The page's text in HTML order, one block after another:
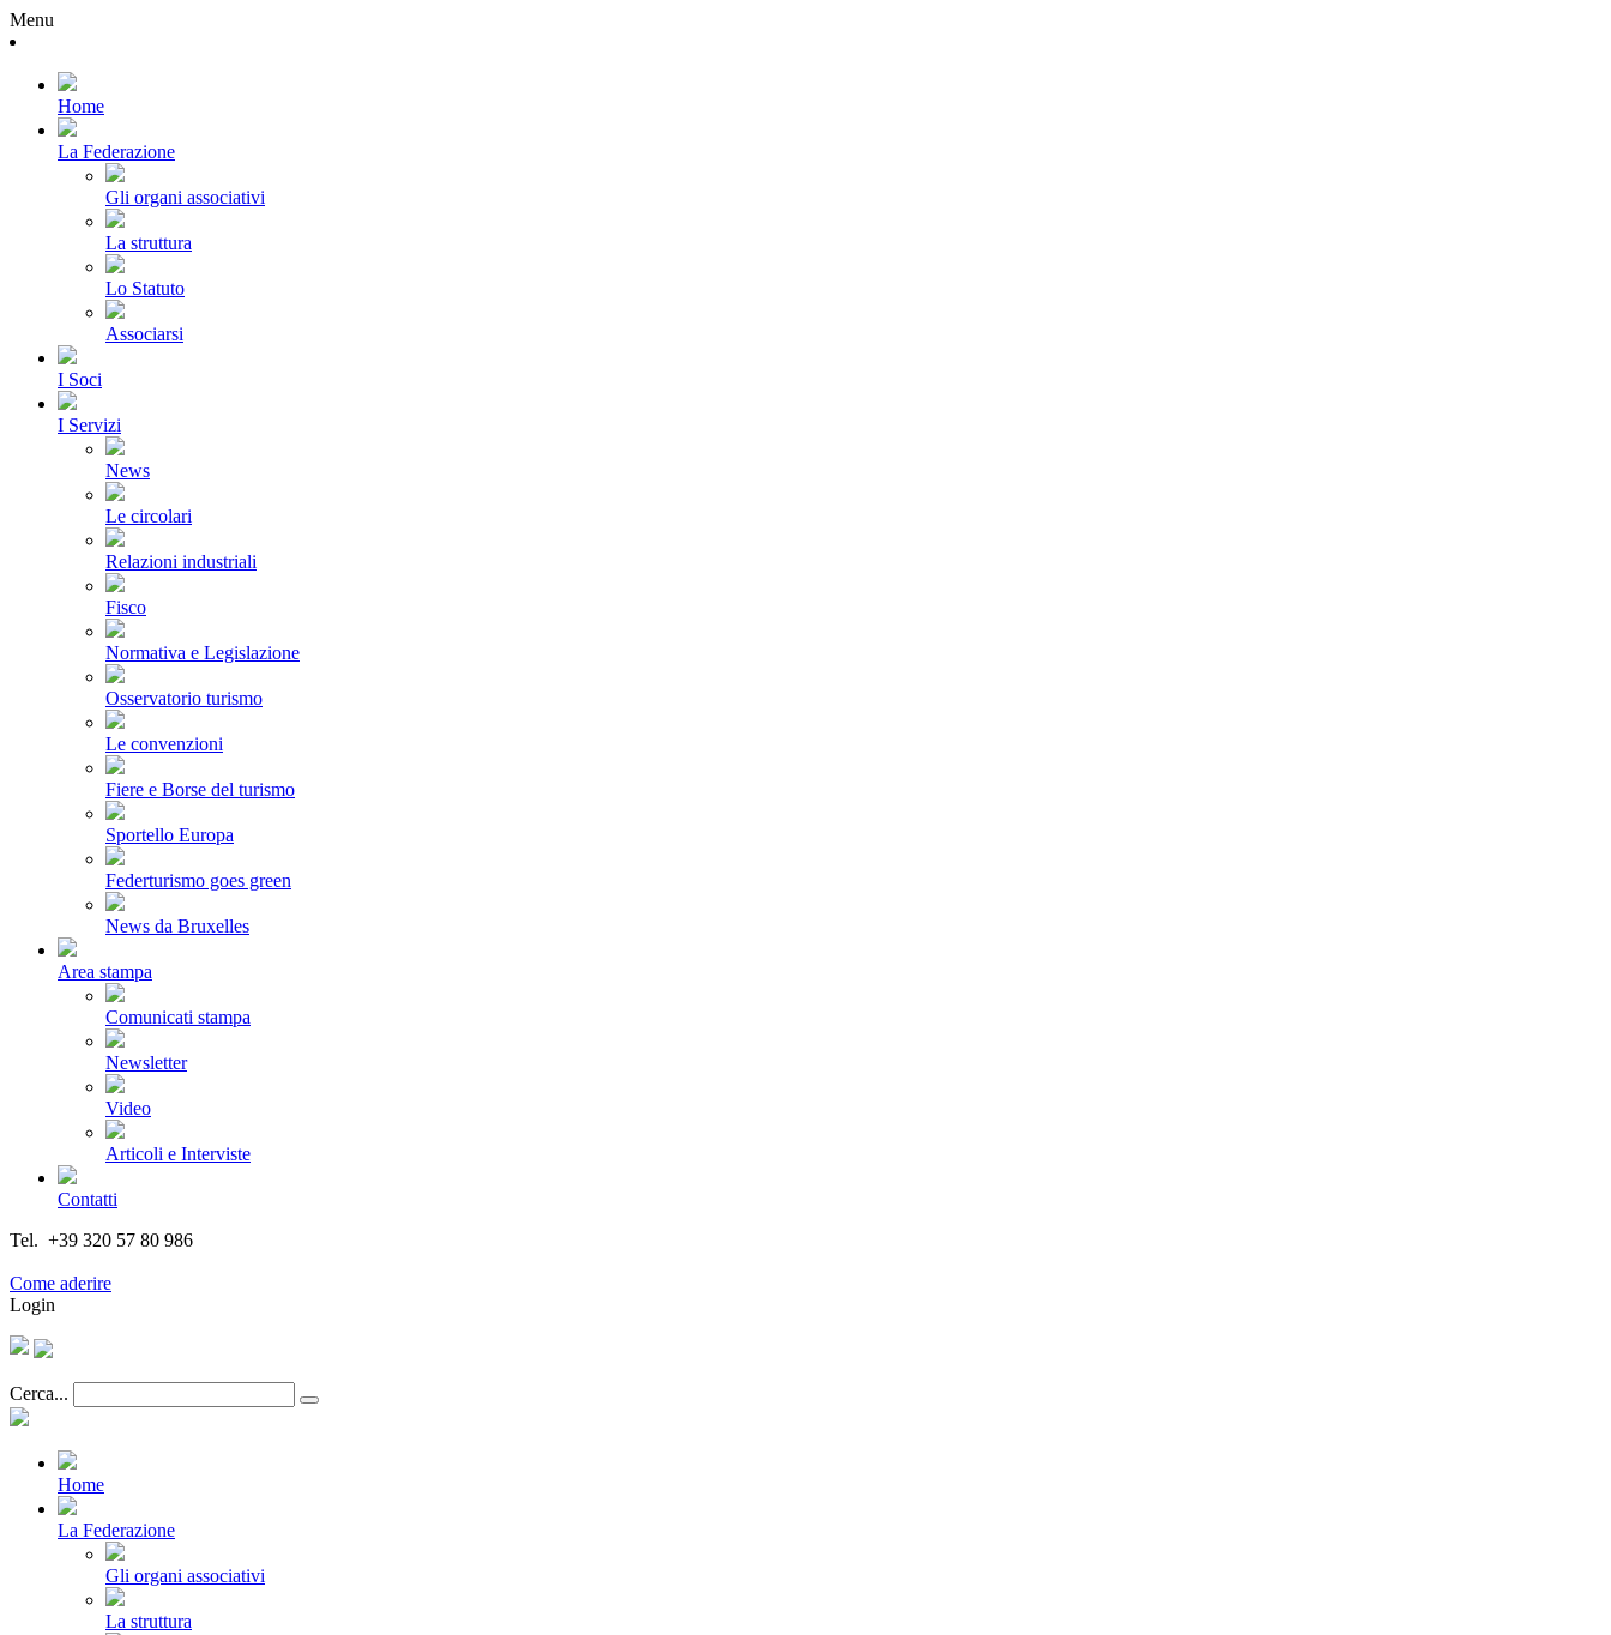
Menu
Home
La Federazione
Gli organi associativi
La struttura
Lo Statuto
Associarsi
I Soci
I Servizi
News
Le circolari
Relazioni industriali
Fisco
Normativa e Legislazione
Osservatorio turismo
Le convenzioni
Fiere e Borse del turismo
Sportello Europa
Federturismo goes green
News da Bruxelles
Area stampa
Comunicati stampa
Newsletter
Video
Articoli e Interviste
Contatti
Tel. +39 320 57 80 986
Come aderire
Login
Cerca...
Home
La Federazione
Gli organi associativi
La struttura